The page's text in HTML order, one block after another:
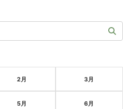
2月 3月
5月 6月